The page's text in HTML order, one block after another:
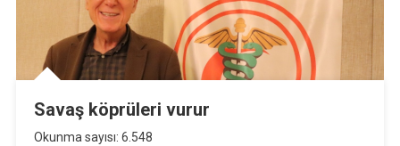
Savaş köprüleri vurur
Okunma sayısı: 6.548